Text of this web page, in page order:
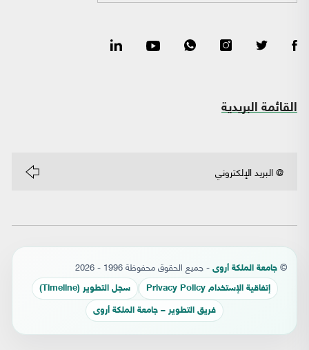
القائمة البريدية
© جامعة الملكة أروى - جميع الحقوق محفوظة 1996 - 2026
إتفاقية الإستخدام Privacy Policy سجل التطوير (Timeline)
فريق التطوير – جامعة الملكة أروى